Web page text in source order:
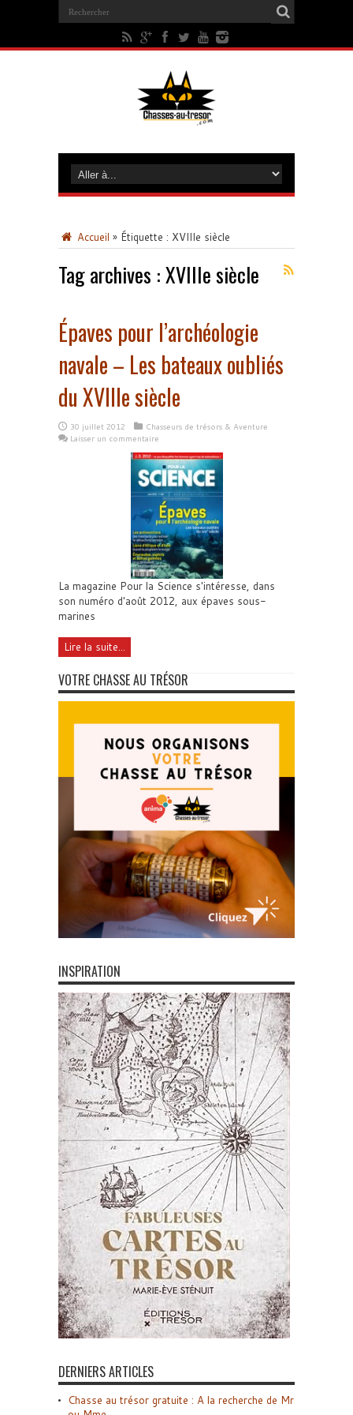
Accueil » Étiquette : XVIIIe siècle
Tag archives :XVIIIe siècle
Épaves pour l’archéologie
navale – Les bateaux oubliés
du XVIIIe siècle
30 juillet 2012
Chasseurs de trésors & Aventure
Laisser un commentaire
La magazine Pour la Science s'intéresse, dans
son numéro d'août 2012, aux épaves sous-
marines
Lire la suite...
VOTRE CHASSE AU TRÉSOR
INSPIRATION
DERNIERS ARTICLES
Chasse au trésor gratuite : A la recherche de Mr